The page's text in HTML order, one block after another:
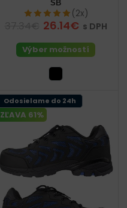
SB
(2x)
26.14€ s DPH
Výber možností
ZĽAVA 61%
Odosielame do 24h